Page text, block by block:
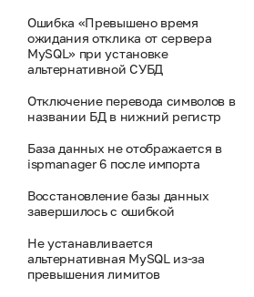
Ошибка «Превышено время
ожидания отклика от сервера
MySQL» при установке
альтернативной СУБД
Отключение перевода символов в
названии БД в нижний регистр
База данных не отображается в
ispmanager 6 после импорта
Восстановление базы данных
завершилось с ошибкой
Не устанавливается
альтернативная MySQL из-за
превышения лимитов